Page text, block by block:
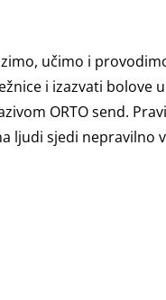
učimo i
i izazvati bolove
ORTO send.
ljudi sjedi nepravilno